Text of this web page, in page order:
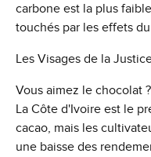
carbone est la plus
touchés par les effets
Les Visages de la
Vous aimez le chocolat
La Côte d'Ivoire est le
cacao, mais les
une baisse des